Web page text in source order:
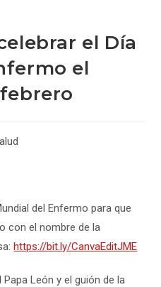
el Día
el
del Enfermo para que
con el nombre de la
https://bit.ly/CanvaEditJME
León y el guión de la